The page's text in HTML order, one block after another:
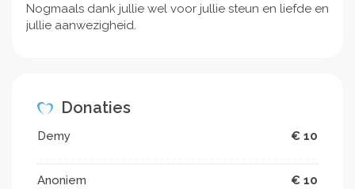
Nogmaals dank jullie wel voor jullie steun en liefde en
jullie aanwezigheid.
Donaties
Demy € 10
Anoniem € 10